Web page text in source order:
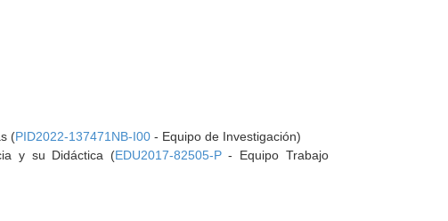
(PID2022-137471NB-I00 - Equipo de Investigación)
y su Didáctica (EDU2017-82505-P- Equipo Trabajo